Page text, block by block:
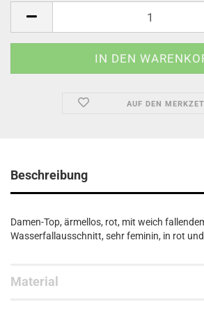
AUF DEN
Beschreibung
Damen-Top, ärmellos, rot, mit weich
Wasserfallausschnitt, sehr feminin, in rot
Material